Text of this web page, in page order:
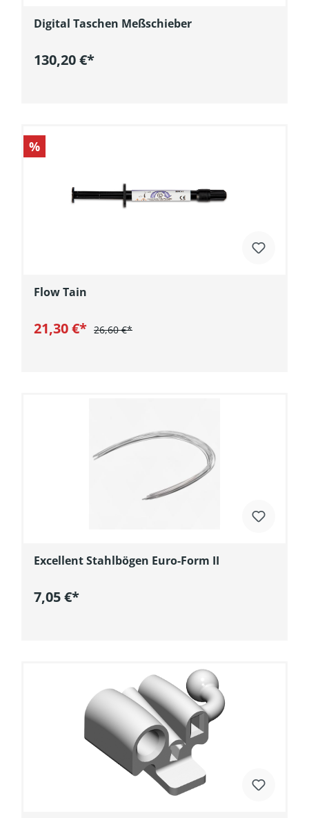
Digital Taschen Meßschieber
130,20 €*
%
Flow Tain
21,30 €* 26,60 €*
Excellent Stahlbögen Euro-Form II
7,05 €*